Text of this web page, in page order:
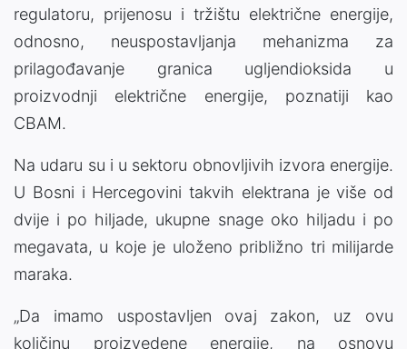
regulatoru, prijenosu i tržištu električne energije,
odnosno, neuspostavljanja mehanizma za
prilagođavanje granica ugljendioksida u
proizvodnji električne energije, poznatiji kao
CBAM.
Na udaru su i u sektoru obnovljivih izvora energije.
U Bosni i Hercegovini takvih elektrana je više od
dvije i po hiljade, ukupne snage oko hiljadu i po
megavata, u koje je uloženo približno tri milijarde
maraka.
„Da imamo uspostavljen ovaj zakon, uz ovu
količinu proizvedene energije, na osnovu